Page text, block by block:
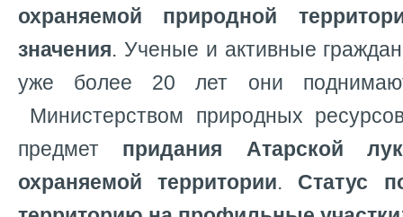
охраняемой природной
значения. Ученые и активные
уже более 20 лет они
Министерством природных
предмет придания Атарской
охраняемой территории. Статус